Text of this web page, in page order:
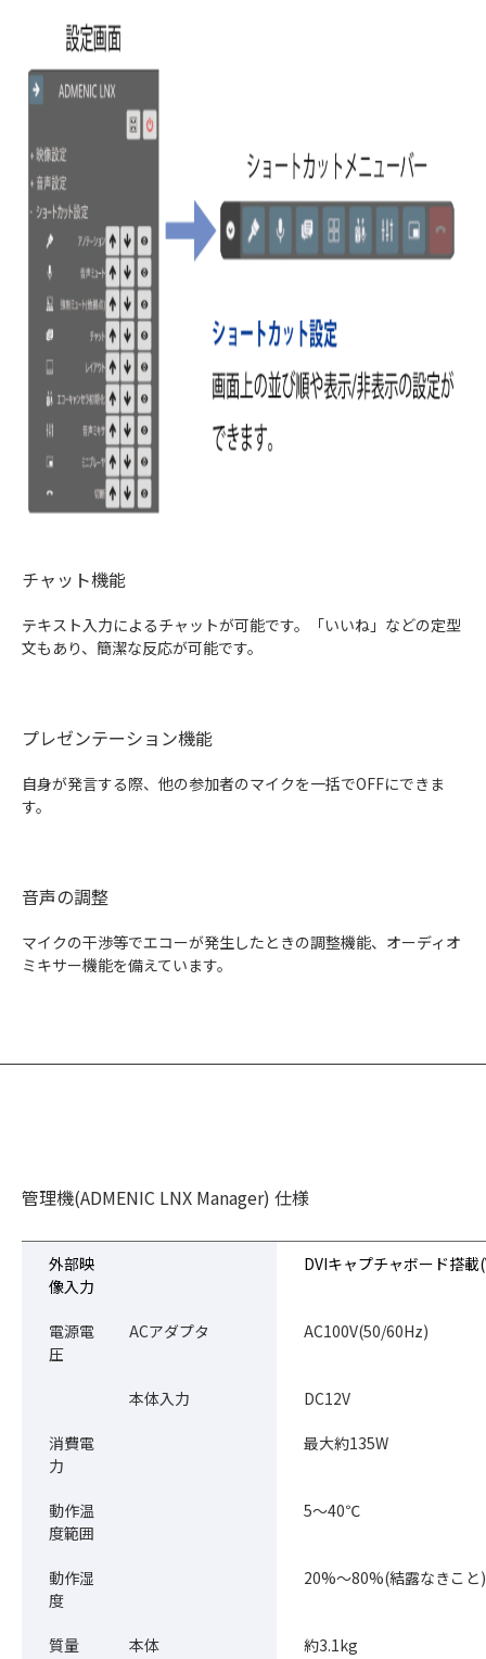
チャット機能
テキスト入力によるチャットが可能です。「いいね」などの定型
文もあり、簡潔な反応が可能です。
プレゼンテーション機能
自身が発言する際、他の参加者のマイクを一括でOFFにできま
す。
音声の調整
マイクの干渉等でエコーが発生したときの調整機能、オーディオ
ミキサー機能を備えています。
管理機(ADMENIC LNX Manager) 仕様
外部映
像入力
DVIキャプチャボード搭載
電源電
圧
ACアダプタ AC100V(50/60Hz)
本体入力 DC12V
消費電
力
最大約135W
動作温
度範囲
5〜40℃
動作湿
度
20%～80%(結露なきこと)
質量 本体 約3.1kg